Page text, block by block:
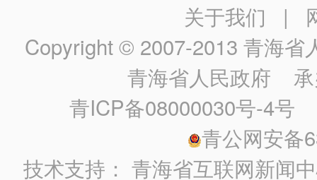
关于我们 |
Copyright © 2007-2013 青海省
青海省人民政府 承
青ICP备08000030号-4号
青公网安备
技术支持：青海省互联网新闻